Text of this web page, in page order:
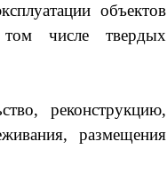
объектов
том числе твердых
реконструкцию,
размещения